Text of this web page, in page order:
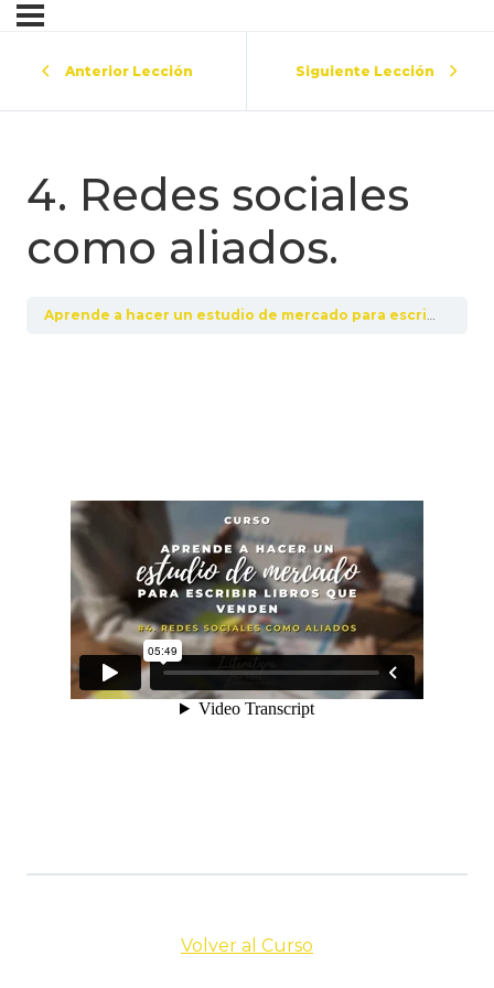
Anterior Lección Siguiente Lección
4. Redes sociales
como aliados.
Aprende a hacer un estudio de mercado para escribir libros que venden
Volver al Curso